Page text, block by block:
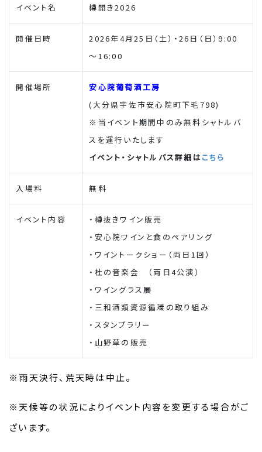
イベント名 樽開き2026
開催日時
2026年4月25日（土）・26日（日）9:00
～16:00
開催場所
安心院葡萄酒工房
(大分県宇佐市安心院町下毛798)
※当イベント期間中のみ無料シャトルバ
スを運行いたします
イベント・シャトルバス詳細は こちら
入場料 無料
イベント内容
・樽抜きワイン販売
・安心院ワインと食のペアリング
・ワイントークショー（両日1回）
・杜の音楽会 （両日4公演）
・ワイングラス展
・三和酒類資源循環の取り組み
・スタンプラリー
・山野草の販売
※雨天決行、荒天時は中止。
※天候等の状況によりイベント内容を変更する場合がご
ざいます。